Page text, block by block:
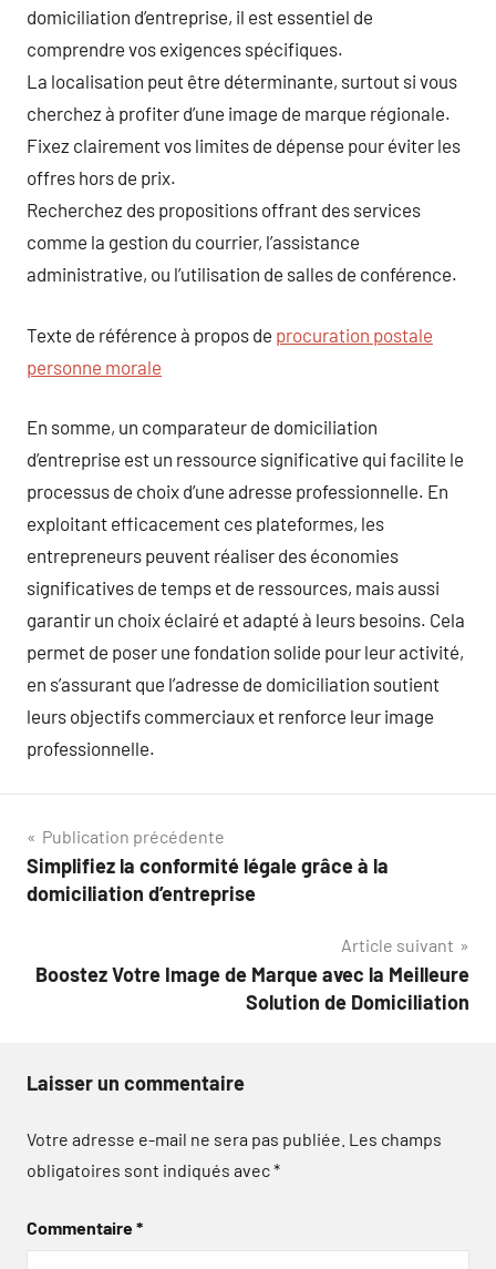
domiciliation d’entreprise, il est essentiel de
comprendre vos exigences spécifiques.
La localisation peut être déterminante, surtout si vous
cherchez à profiter d’une image de marque régionale.
Fixez clairement vos limites de dépense pour éviter les
offres hors de prix.
Recherchez des propositions offrant des services
comme la gestion du courrier, l’assistance
administrative, ou l’utilisation de salles de conférence.
Texte de référence à propos de procuration postale
personne morale
En somme, un comparateur de domiciliation
d’entreprise est un ressource significative qui facilite le
processus de choix d’une adresse professionnelle. En
exploitant efficacement ces plateformes, les
entrepreneurs peuvent réaliser des économies
significatives de temps et de ressources, mais aussi
garantir un choix éclairé et adapté à leurs besoins. Cela
permet de poser une fondation solide pour leur activité,
en s’assurant que l’adresse de domiciliation soutient
leurs objectifs commerciaux et renforce leur image
professionnelle.
Navigation
de
Publication précédente
Simplifiez la conformité légale grâce à la
domiciliation d’entreprise
Article suivant
Boostez Votre Image de Marque avec la Meilleure
Solution de Domiciliation
Laisser un commentaire
Votre adresse e-mail ne sera pas publiée. Les champs
obligatoires sont indiqués avec*
Commentaire*